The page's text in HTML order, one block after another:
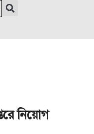
নিয়োগ